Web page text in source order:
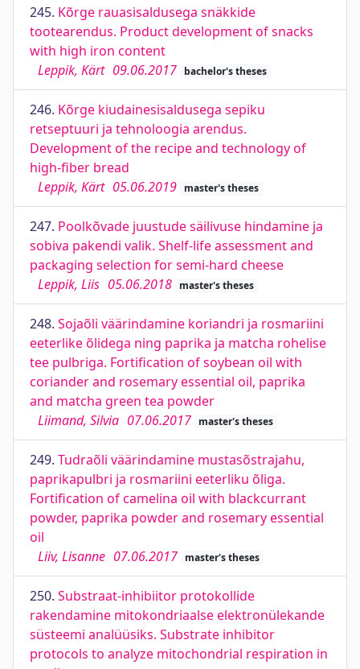
245. Kõrge rauasisaldusega snäkkide
tootearendus. Product development of snacks
with high iron content
Leppik, Kärt 09.06.2017 bachelor's theses
246. Kõrge kiudainesisaldusega sepiku
retseptuuri ja tehnoloogia arendus.
Development of the recipe and technology of
high-fiber bread
Leppik, Kärt 05.06.2019 master's theses
247. Poolkõvade juustude säilivuse hindamine ja
sobiva pakendi valik. Shelf-life assessment and
packaging selection for semi-hard cheese
Leppik, Liis 05.06.2018 master's theses
248. Sojaõli väärindamine koriandri ja rosmariini
eeterlike õlidega ning paprika ja matcha rohelise
tee pulbriga. Fortification of soybean oil with
coriander and rosemary essential oil, paprika
and matcha green tea powder
Liimand, Silvia 07.06.2017 master's theses
249. Tudraõli väärindamine mustasõstrajahu,
paprikapulbri ja rosmariini eeterliku õliga.
Fortification of camelina oil with blackcurrant
powder, paprika powder and rosemary essential
oil
Liiv, Lisanne 07.06.2017 master's theses
250. Substraat-inhibiitor protokollide
rakendamine mitokondriaalse elektronülekande
süsteemi analüüsiks. Substrate inhibitor
protocols to analyze mitochondrial respiration in